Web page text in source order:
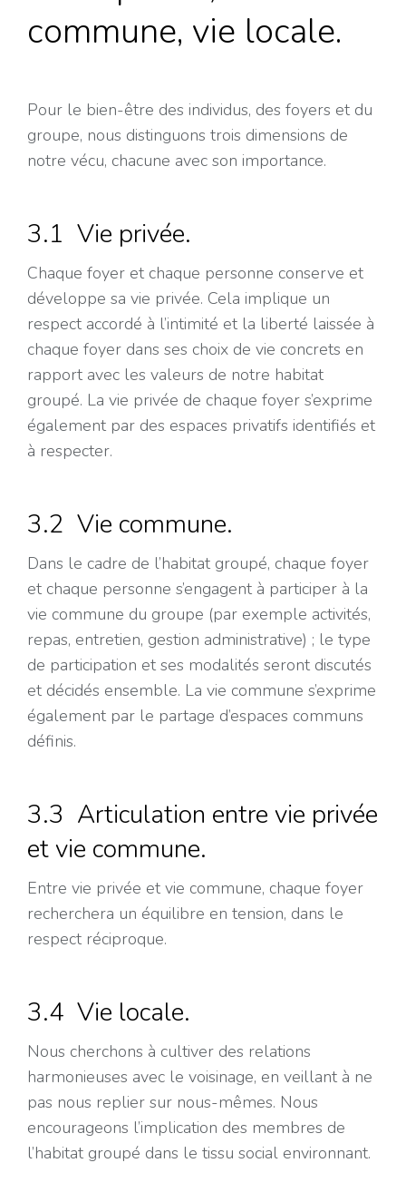
commune, vie locale.
Pour le bien-être des individus, des foyers et du
groupe, nous distinguons trois dimensions de
notre vécu, chacune avec son importance.
3.1 Vie privée.
Chaque foyer et chaque personne conserve et
développe sa vie privée. Cela implique un
respect accordé à l’intimité et la liberté laissée à
chaque foyer dans ses choix de vie concrets en
rapport avec les valeurs de notre habitat
groupé. La vie privée de chaque foyer s’exprime
également par des espaces privatifs identifiés et
à respecter.
3.2 Vie commune.
Dans le cadre de l’habitat groupé, chaque foyer
et chaque personne s’engagent à participer à la
vie commune du groupe (par exemple activités,
repas, entretien, gestion administrative) ; le type
de participation et ses modalités seront discutés
et décidés ensemble. La vie commune s’exprime
également par le partage d’espaces communs
définis.
3.3 Articulation entre vie privée
et vie commune.
Entre vie privée et vie commune, chaque foyer
recherchera un équilibre en tension, dans le
respect réciproque.
3.4 Vie locale.
Nous cherchons à cultiver des relations
harmonieuses avec le voisinage, en veillant à ne
pas nous replier sur nous-mêmes. Nous
encourageons l’implication des membres de
l’habitat groupé dans le tissu social environnant.